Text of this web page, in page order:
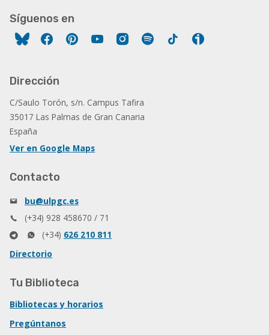
Síguenos en
FacebookPinterestYouTubeInstagram
Spotify Tiktok
Dirección
C/Saulo Torón, s/n. Campus Tafira
35017 Las Palmas de Gran Canaria
España
Ver en Google Maps
Contacto
bu@ulpgc.es
(+34) 928 458670 / 71
(+34) 626 210 811
Directorio
Tu Biblioteca
Bibliotecas y horarios
Pregúntanos